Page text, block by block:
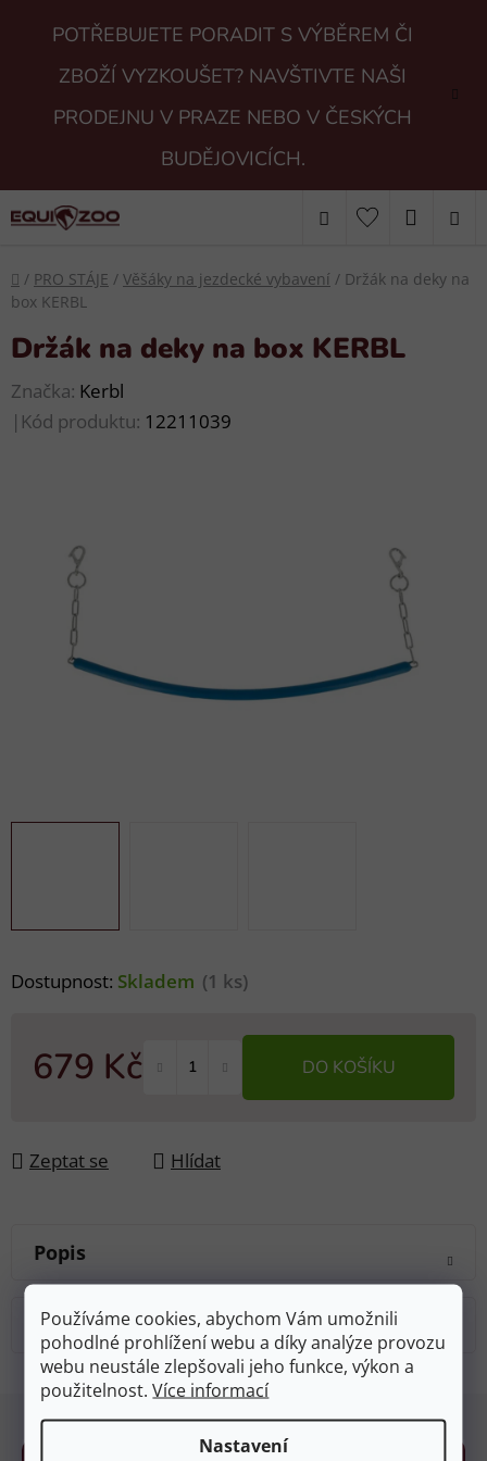
Používáme cookies, abychom Vám umožnili
pohodlné prohlížení webu a díky analýze provozu
webu neustále zlepšovali jeho funkce, výkon a
použitelnost.Více informací
Nastavení
POTŘEBUJETE PORADIT S VÝBĚREM ČI
ZBOŽÍ VYZKOUŠET? NAVŠTIVTE NAŠI
PRODEJNU V PRAZE NEBO V ČESKÝCH
BUDĚJOVICÍCH.
Hledat
KOŠÍK
Domů
/ PRO STÁJE / Věšáky na jezdecké vybavení / Držák na deky na
box KERBL
Dostupnost: Skladem (1 ks)
679 Kč DO KOŠÍKU
Zeptat se Hlídat
Držák na deky na box KERBL
Značka: Kerbl
| Kód produktu: 12211039
Popis
Diskuze